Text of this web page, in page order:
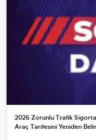
2026 Zorunlu Trafik
Araç Tarifesini Yeniden